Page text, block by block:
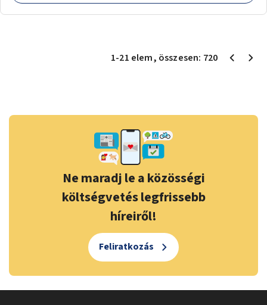
1-21 elem, összesen: 720
Ne maradj le a közösségi
költségvetés legfrissebb
híreiről!
Feliratkozás